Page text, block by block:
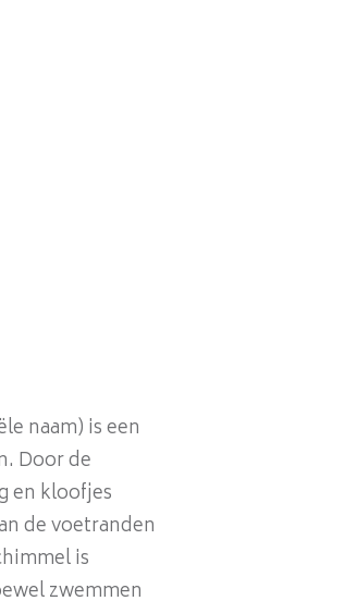
naam) is een
Door de
en kloofjes
de voetranden
is
zwemmen